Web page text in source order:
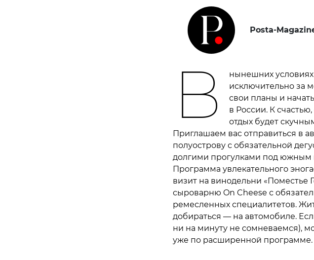
Posta-
В
нынешних
исключительно за
свои планы и
в России. К
отдых будет
Приглашаем вас отправиться в
полуострову с обязательной
долгими прогулками под южным
Программа увлекательного
визит на винодельни «Поместье
сыроварню On Cheese с
ремесленных специалитетов.
добираться — на автомобиле.
ни на минуту не сомневаемся),
уже по расширенной программе.